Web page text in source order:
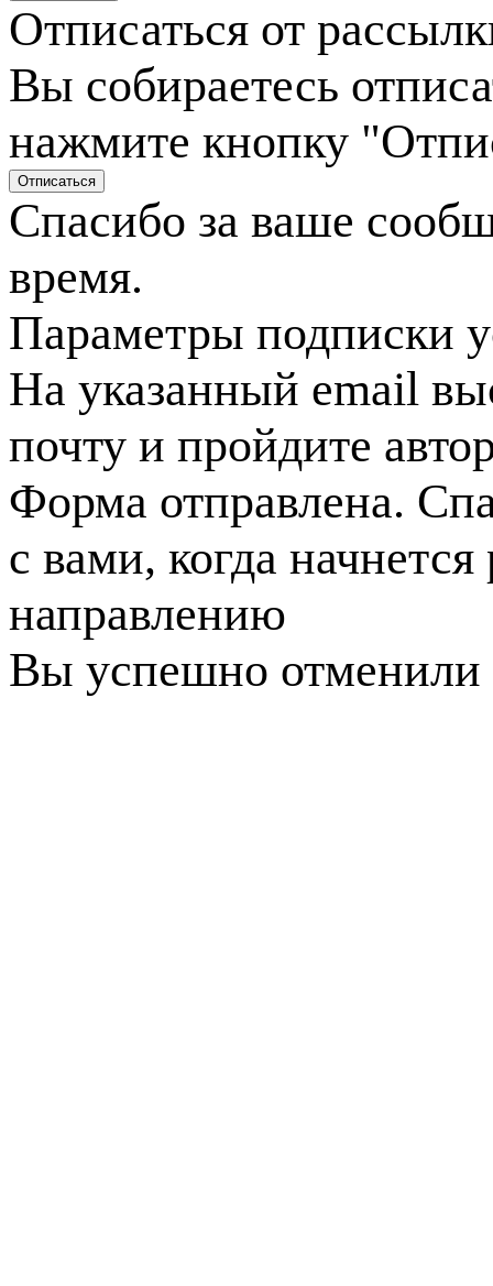
Отписаться от
Вы собираетесь
нажмите кнопку
Спасибо за ваше
время.
Параметры подписки
На указанный email
почту и пройдите
Форма отправлена.
с вами, когда
направлению
Вы успешно отменили